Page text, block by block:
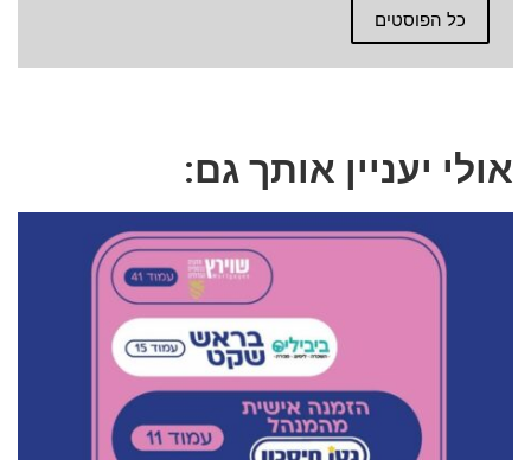
כל הפוסטים
אולי יעניין אותך גם: